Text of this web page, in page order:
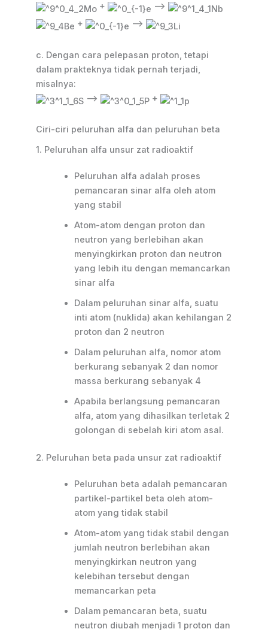
+
—>
+
—>
c. Dengan cara pelepasan proton, tetapi
dalam prakteknya tidak pernah terjadi,
misalnya:
–>
+
Ciri-ciri peluruhan alfa dan peluruhan beta
1. Peluruhan alfa unsur zat radioaktif
Peluruhan alfa adalah proses
pemancaran sinar alfa oleh atom
yang stabil
Atom-atom dengan proton dan
neutron yang berlebihan akan
menyingkirkan proton dan neutron
yang lebih itu dengan memancarkan
sinar alfa
Dalam peluruhan sinar alfa, suatu
inti atom (nuklida) akan kehilangan 2
proton dan 2 neutron
Dalam peluruhan alfa, nomor atom
berkurang sebanyak 2 dan nomor
massa berkurang sebanyak 4
Apabila berlangsung pemancaran
alfa, atom yang dihasilkan terletak 2
golongan di sebelah kiri atom asal.
2. Peluruhan beta pada unsur zat radioaktif
Peluruhan beta adalah pemancaran
partikel-partikel beta oleh atom-
atom yang tidak stabil
Atom-atom yang tidak stabil dengan
jumlah neutron berlebihan akan
menyingkirkan neutron yang
kelebihan tersebut dengan
memancarkan peta
Dalam pemancaran beta, suatu
neutron diubah menjadi 1 proton dan